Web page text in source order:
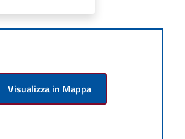
Visualizza in Mappa